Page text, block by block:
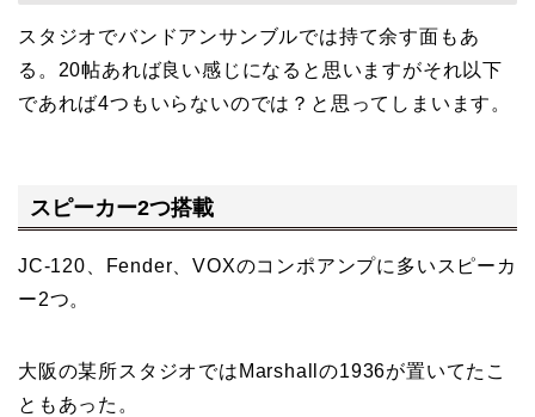
スタジオでバンドアンサンブルでは持て余す面もあ
る。20帖あれば良い感じになると思いますがそれ以下
であれば4つもいらないのでは？と思ってしまいます。
スピーカー2つ搭載
JC-120、Fender、VOXのコンポアンプに多いスピーカ
ー2つ。
大阪の某所スタジオではMarshallの1936が置いてたこ
ともあった。